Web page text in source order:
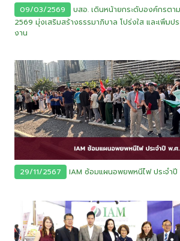
09/03/2569
บสอ. เดินหน้ายกระดับองค์กรตา
2569 มุ่งเสริมสร้างธรรมาภิบาล โปร่งใส และเพิ่มป
งาน
29/11/2567 IAM ซ้อมแผนอพยพหนีไฟ ประจำปี